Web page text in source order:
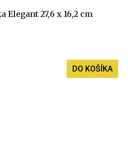
Elegant 27,6 x 16,2 cm
DO KOŠÍKA